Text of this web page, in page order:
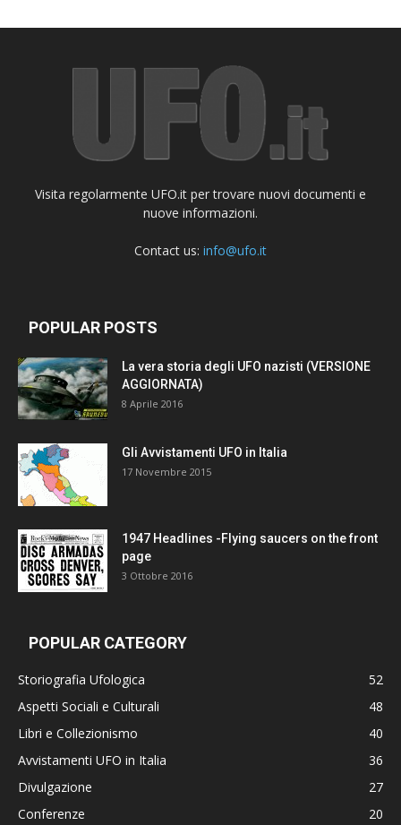
Visita regolarmente UFO.it per trovare nuovi documenti e
nuove informazioni.
Contact us: info@ufo.it
POPULAR POSTS
La vera storia degli UFO nazisti (VERSIONE
AGGIORNATA)
8 Aprile 2016
Gli Avvistamenti UFO in Italia
17 Novembre 2015
1947 Headlines -Flying saucers on the front
page
3 Ottobre 2016
POPULAR CATEGORY
Storiografia Ufologica
52
Aspetti Sociali e Culturali
48
Libri e Collezionismo
40
Avvistamenti UFO in Italia
36
Divulgazione
27
Conferenze
20